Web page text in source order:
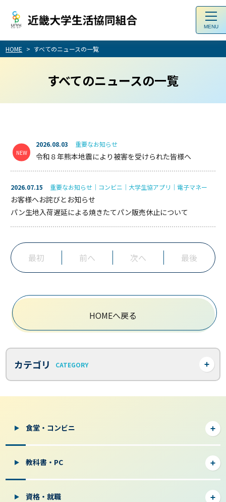
HOME すべてのニュースの一覧
すべてのニュースの一覧
2026.08.03 重要なお知らせ
令和８年熊本地震により被害を受けられた皆様へ
2026.07.15 重要なお知らせ｜コンビニ｜大学生協アプリ｜電子マネー
お客様へお詫びとお知らせ
パン生地入荷遅延による焼きたてパン販売休止について
最初 前へ 次へ 最後
HOMEへ戻る
カテゴリ CATEGORY
食堂・コンビニ
教科書・PC
資格・就職